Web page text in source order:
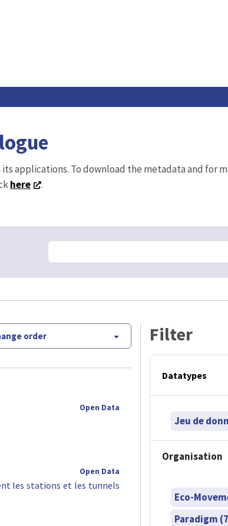
applications. To download the metadata and for
here .
order
Open Data
Open Data
les stations et les tunnels
Filter
Datatypes
Jeu de
Organisation
Eco-
Paradigm